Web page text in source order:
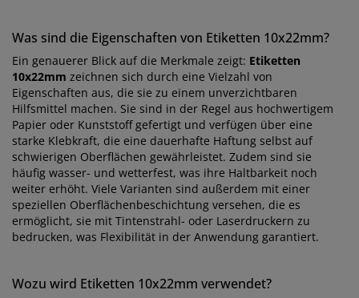
Was sind die Eigenschaften von Etiketten 10x22mm?
Ein genauerer Blick auf die Merkmale zeigt: Etiketten
10x22mm zeichnen sich durch eine Vielzahl von
Eigenschaften aus, die sie zu einem unverzichtbaren
Hilfsmittel machen. Sie sind in der Regel aus hochwertigem
Papier oder Kunststoff gefertigt und verfügen über eine
starke Klebkraft, die eine dauerhafte Haftung selbst auf
schwierigen Oberflächen gewährleistet. Zudem sind sie
häufig wasser- und wetterfest, was ihre Haltbarkeit noch
weiter erhöht. Viele Varianten sind außerdem mit einer
speziellen Oberflächenbeschichtung versehen, die es
ermöglicht, sie mit Tintenstrahl- oder Laserdruckern zu
bedrucken, was Flexibilität in der Anwendung garantiert.
Wozu wird Etiketten 10x22mm verwendet?